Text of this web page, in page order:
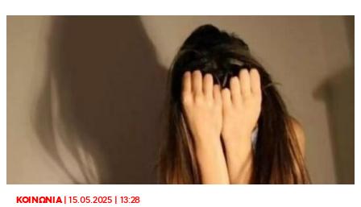
ΚΟΙΝΩΝΙΑ|15.05.2025 | 13:28